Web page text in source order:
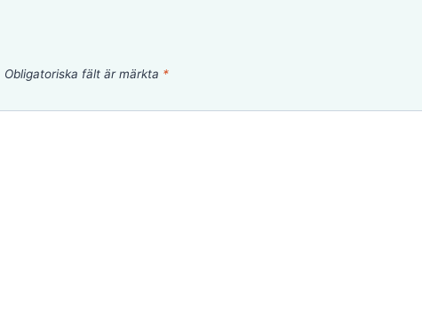
Obligatoriska fält är märkta *